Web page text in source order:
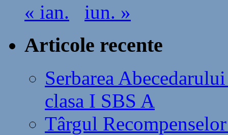
« ian. iun. »
Articole recente
Serbarea
clasa I SBS A
Târgul